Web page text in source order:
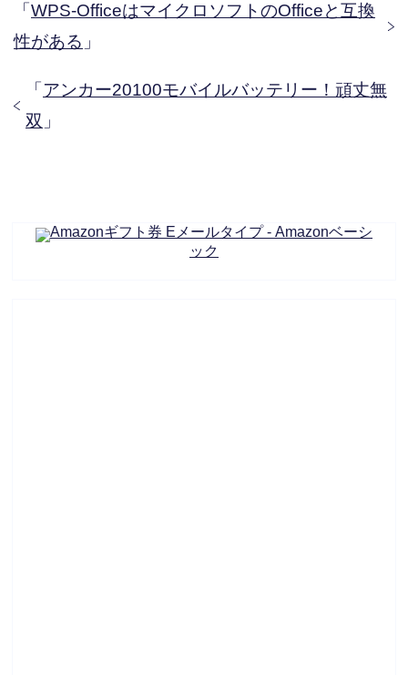
「 WPS-OfficeはマイクロソフトのOfficeと互換
性がある 」
「 アンカー20100モバイルバッテリー！頑丈無
双 」
Amazonギフト券 Eメールタイプ - Amazonベーシ
ック